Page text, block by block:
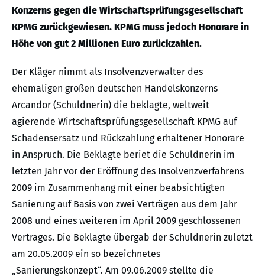
Konzerns gegen die Wirtschaftsprüfungsgesellschaft
KPMG zurückgewiesen. KPMG muss jedoch Honorare in
Höhe von gut 2 Millionen Euro zurückzahlen.
Der Kläger nimmt als Insolvenzverwalter des
ehemaligen großen deutschen Handelskonzerns
Arcandor (Schuldnerin) die beklagte, weltweit
agierende Wirtschaftsprüfungsgesellschaft KPMG auf
Schadensersatz und Rückzahlung erhaltener Honorare
in Anspruch. Die Beklagte beriet die Schuldnerin im
letzten Jahr vor der Eröffnung des Insolvenzverfahrens
2009 im Zusammenhang mit einer beabsichtigten
Sanierung auf Basis von zwei Verträgen aus dem Jahr
2008 und eines weiteren im April 2009 geschlossenen
Vertrages. Die Beklagte übergab der Schuldnerin zuletzt
am 20.05.2009 ein so bezeichnetes
„Sanierungskonzept“. Am 09.06.2009 stellte die